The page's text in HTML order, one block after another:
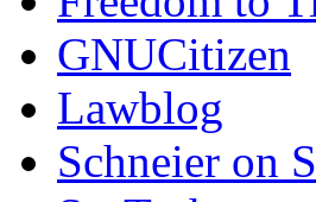
GNUCitizen
Lawblog
Schneier on